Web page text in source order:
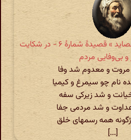
سنایی » دیوان اشعار » قصاید » قصیدهٔ شمارهٔ ۶ - در شکایت
و بی‌وفایی مردم
و معدوم شد وفا
نام چو سیمرغ و کیمیا
و شد زیرکی سفه
و شد مردمی جفا
همه رسمهای خلق
[...]